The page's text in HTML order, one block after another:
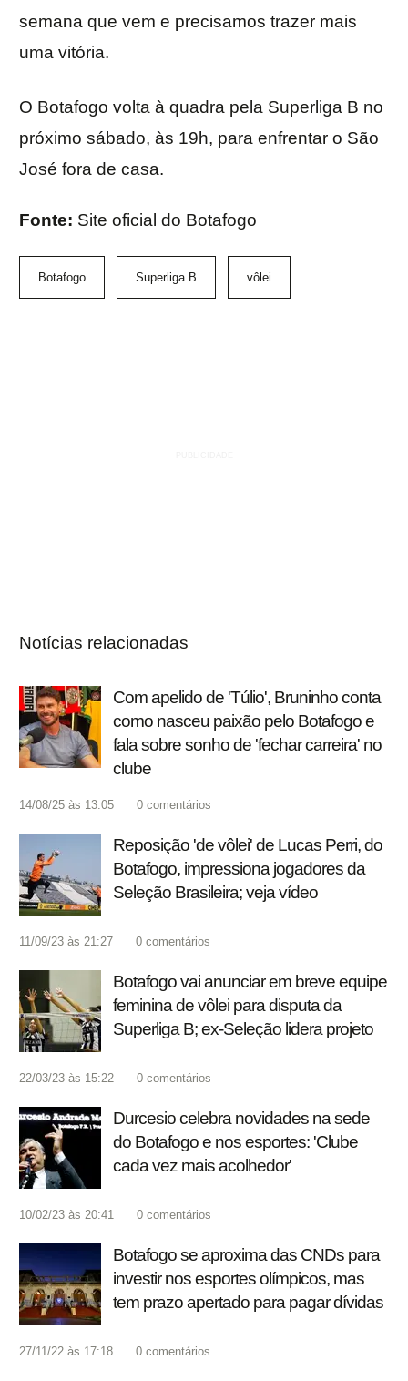
semana que vem e precisamos trazer mais
uma vitória.
O Botafogo volta à quadra pela Superliga B no
próximo sábado, às 19h, para enfrentar o São
José fora de casa.
Fonte: Site oficial do Botafogo
Botafogo Superliga B vôlei
Notícias relacionadas
Com apelido de 'Túlio', Bruninho conta
como nasceu paixão pelo Botafogo e
fala sobre sonho de 'fechar carreira' no
clube
14/08/25 às 13:05 0 comentários
Reposição 'de vôlei' de Lucas Perri, do
Botafogo, impressiona jogadores da
Seleção Brasileira; veja vídeo
11/09/23 às 21:27 0 comentários
Botafogo vai anunciar em breve equipe
feminina de vôlei para disputa da
Superliga B; ex-Seleção lidera projeto
22/03/23 às 15:22 0 comentários
Durcesio celebra novidades na sede
do Botafogo e nos esportes: 'Clube
cada vez mais acolhedor'
10/02/23 às 20:41 0 comentários
Botafogo se aproxima das CNDs para
investir nos esportes olímpicos, mas
tem prazo apertado para pagar dívidas
27/11/22 às 17:18 0 comentários